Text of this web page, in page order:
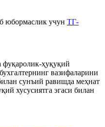
юбормаслик учун ТГ-
ҳуқуқий
вазифаларини
сунъий равишда меҳнат
хусусиятга эгаси билан